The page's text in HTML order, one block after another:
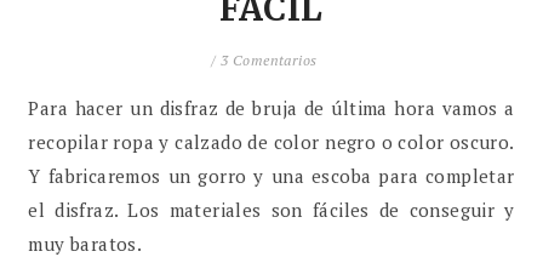
/3 Comentarios
Para hacer un disfraz de bruja de última hora vamos a
recopilar ropa y calzado de color negro o color oscuro.
Y fabricaremos un gorro y una escoba para completar
el disfraz. Los materiales son fáciles de conseguir y
muy baratos.